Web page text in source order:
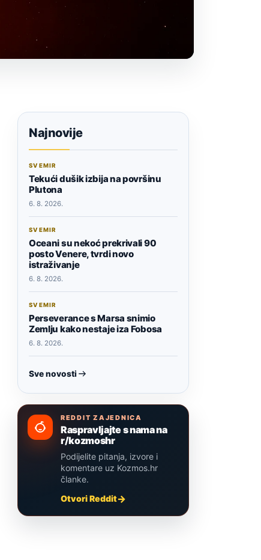
Najnovije
SVEMIR
Tekući dušik izbija na površinu
Plutona
6. 8. 2026.
SVEMIR
Oceani su nekoć prekrivali 90
posto Venere, tvrdi novo
istraživanje
6. 8. 2026.
SVEMIR
Perseverance s Marsa snimio
Zemlju kako nestaje iza Fobosa
6. 8. 2026.
Sve novosti
REDDIT ZAJEDNICA
Raspravljajte s nama na
r/kozmoshr
Podijelite pitanja, izvore i
komentare uz Kozmos.hr
članke.
Otvori Reddit